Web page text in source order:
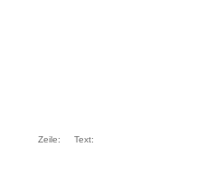
Zeile: Text: